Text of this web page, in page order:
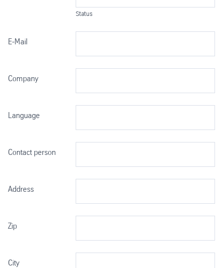
Status
E-Mail
Company
Language
Contact person
Address
Zip
City